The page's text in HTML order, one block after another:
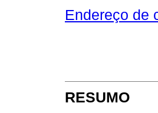
Endereço de
RESUMO